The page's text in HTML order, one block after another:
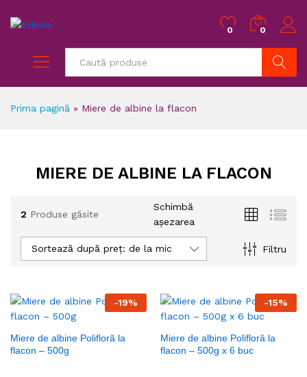
0 0
Prima pagină » Miere de albine la flacon
MIERE DE ALBINE LA FLACON
2 Produse găsite
Schimbă
așezarea
Filtru
Sortează după preț: de la mic la mare
-19%
Miere de albine Polifloră la
flacon – 500g
-15%
Miere de albine Polifloră la
flacon – 500g x 6 buc